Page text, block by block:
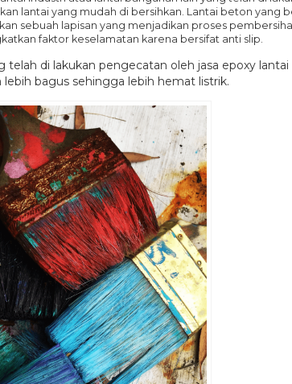
lantai yang mudah di bersihkan. Lantai beton
sebuah lapisan yang menjadikan proses
faktor keselamatan karena bersifat anti slip.
telah di lakukan pengecatan oleh jasa epoxy
bagus sehingga lebih hemat listrik.